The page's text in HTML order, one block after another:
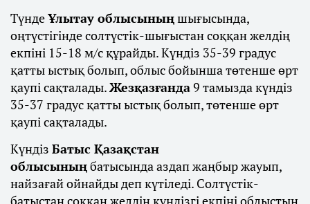
ТүндеҰлытау облысыныңшығысында,
оңтүстігінде солтүстік-шығыстан соққан желдің
екпіні 15-18 м/с құрайды. Күндіз 35-39 градус
қатты ыстық болып, облыс бойынша төтенше өрт
қаупі сақталады.Жезқазғанда9 тамызда күндіз
35-37 градус қатты ыстық болып, төтенше өрт
қаупі сақталады.
Күндіз Батыс Қазақстан
облысыныңбатысында аздап жаңбыр жауып,
найзағай ойнайды деп күтіледі. Солтүстік-
батыстан соққан желдің күндізгі екпіні облыстың